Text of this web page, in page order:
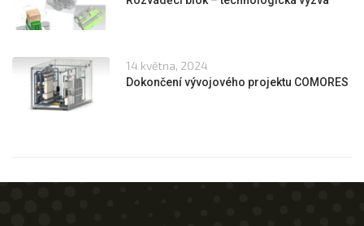
14 května, 2024
Dokončení vývojového projektu COMORES